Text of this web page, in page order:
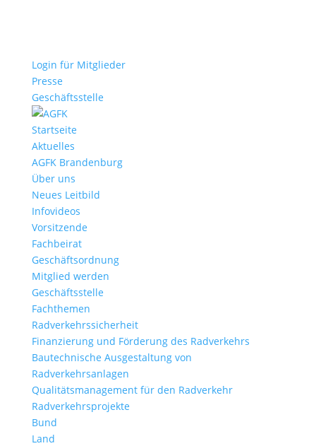
Login für Mitglieder
Presse
Geschäftsstelle
Startseite
Aktuelles
AGFK Brandenburg
Über uns
Neues Leitbild
Infovideos
Vorsitzende
Fachbeirat
Geschäftsordnung
Mitglied werden
Geschäftsstelle
Fachthemen
Radverkehrssicherheit
Finanzierung und Förderung des Radverkehrs
Bautechnische Ausgestaltung von
Radverkehrsanlagen
Qualitätsmanagement für den Radverkehr
Radverkehrsprojekte
Bund
Land